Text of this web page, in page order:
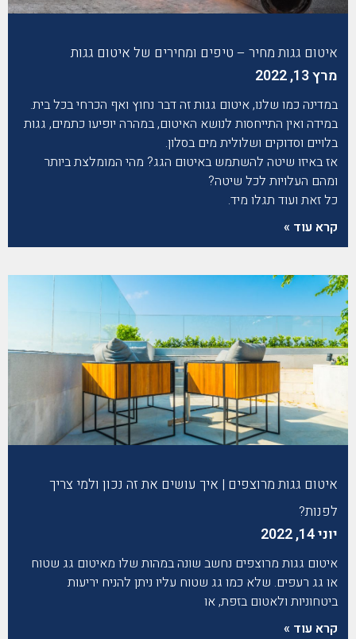
איטום גגות מחיר – טיפים ומחירים של איטום גגות
מרץ 13, 2022
במדינה כמו שלנו, איטום גגות זה דבר נחוץ ואף הכרחי בכל בית.
במידה ואין התייחסות לנושא האיטום, במהרה יופיעו כתמים, גגות
בלויים וסדוקים ושלולית מים בסלון.
אז באיזו שיטה להשתמש באיטום הגג? מהי המומלצת ביותר
ומהם העלויות לכל שיטה?
כל זאת ועוד תגלו מיד.
קרא עוד »
איטום גגות מרוצפים | איך עושים את זה נכון ולמי צריך
לפנות?
יוני 14, 2022
איטום גגות מרוצפים נחשב שונה במהות שלו מאיטום גג שטוח
או גג רעפים. שלא כמו גג שטוח עליו ניתן להניח יריעות
ביטחוניות ולאטום בזפת, או
קרא עוד »